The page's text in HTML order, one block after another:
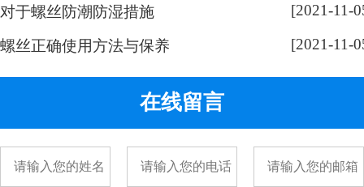
工方式决定的。手表精密螺丝，是
采用车加工出来的，头部...
对于螺丝防潮防湿措施 [2021-11-
螺丝正确使用方法与保养 [2021-11-
在线留言